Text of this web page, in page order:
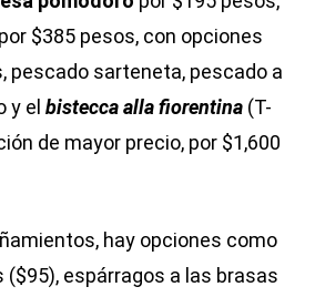
$385 pesos, con opciones
pescado sarteneta, pescado a
y elbistecca alla fiorentina (T-
de mayor precio, por $1,600
hay opciones como
($95), espárragos a las brasas